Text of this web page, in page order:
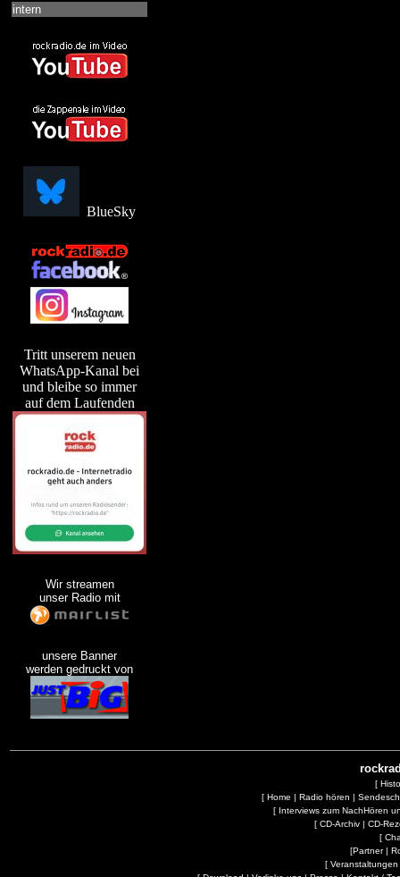
intern
BlueSky
Tritt unserem neuen
WhatsApp-Kanal bei
und bleibe so immer
auf dem Laufenden
Wir streamen
unser Radio mit
unsere Banner
werden gedruckt von
[
[ Home | Radio hören |
[ Interviews zum NachHören
[ CD-Archiv| CD-
[
[Partner|
[ Veranstaltungen